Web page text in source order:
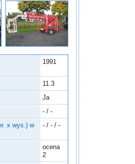
1991
11.3
Ja
- / -
x wys.) w
- / - / -
ocena
2